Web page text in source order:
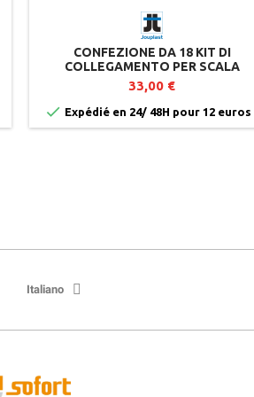
CONFEZIONE DA 18 KIT DI
COLLEGAMENTO PER SCALA
ESTERNA MODULESCA - JOUPLAST
33,00 €
 Expédié en 24/ 48H pour 12 euros
Italiano